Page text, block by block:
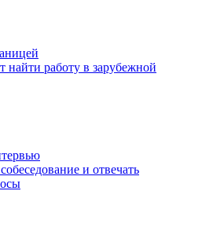
найти работу в зарубежной
и отвечать